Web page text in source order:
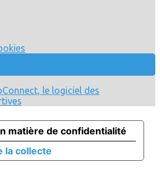
le logiciel des
la collecte
matière de confidentialité